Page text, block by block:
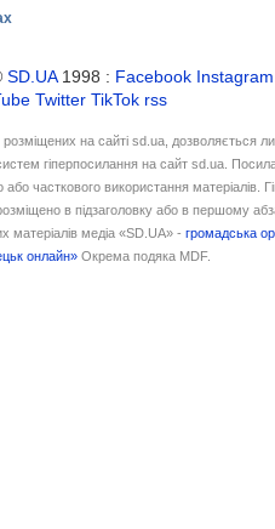
SD.UA1998 : Facebook Instagram
Twitter TikTok rss
розміщених на сайті sd.ua, дозволяється
гіперпосилання на сайт sd.ua.
часткового використання матеріалів.
в підзаголовку або в першому
матеріалів медіа «SD.UA» -громадська
онлайн» Окрема подяка MDF.